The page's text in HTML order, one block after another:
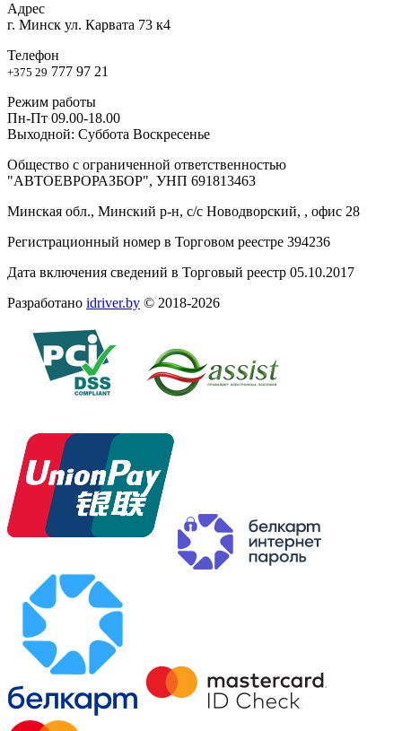
Адрес
г. Минск ул. Карвата 73 к4
Телефон
+375 29 777 97 21
Режим работы
Пн-Пт 09.00-18.00
Выходной: Суббота Воскресенье
Общество с ограниченной ответственностью
"АВТОЕВРОРАЗБОР", УНП 691813463
Минская обл., Минский р-н, с/с Новодворский, , офис 28
Регистрационный номер в Торговом реестре 394236
Дата включения сведений в Торговый реестр 05.10.2017
Разработано idriver.by © 2018-2026